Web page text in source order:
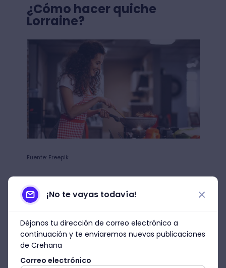
¿Cómo hacer quiche
Lorraine?
Fuente: Freepik
sí a una de lasrecetas con masa
quebrada más famosas
a paso para que descubras cómo hacer
quiche Lorraine. Así tendrás una
preparación que dejará a más de uno con
ganas de repetir. ¡Empecemos! 🤩
¡No te vayas todavía!
Déjanos tu dirección de correo electrónico a
continuación y te enviaremos nuevas publicaciones
de Crehana
Correo electrónico